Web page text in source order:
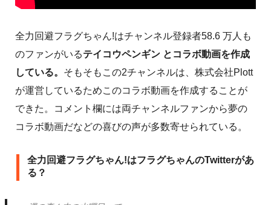
全力回避フラグちゃん!はチャンネル登録者58.6 万人も
のファンがいるテイコウペンギン とコラボ動画を作成
している。 そもそもこの2チャンネルは、株式会社Plott
が運営しているためこのコラボ動画を作成することが
できた。コメント欄には両チャンネルファンから夢の
コラボ動画だなどの喜びの声が多数寄せられている。
全力回避フラグちゃん!はフラグちゃんのTwitterがあ
る？